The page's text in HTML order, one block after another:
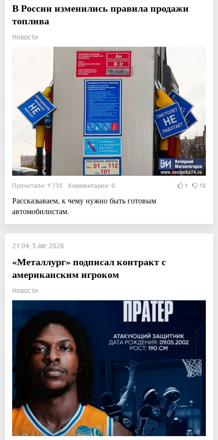
В России изменились правила продажи
топлива
Новости
Прочитали: 1 735 Комментарии: 0 1 18
Рассказываем, к чему нужно быть готовым
автомобилистам.
21:04, 5 авг 2026
«Металлург» подписал контракт с
американским игроком
Новости